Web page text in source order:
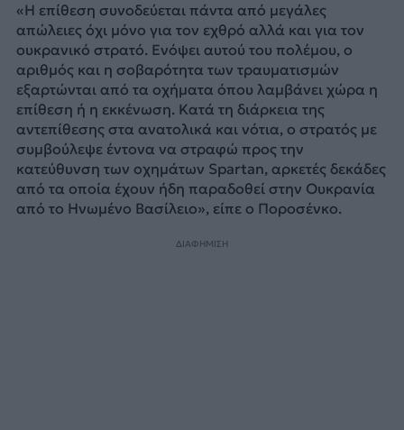
«Η επίθεση συνοδεύεται πάντα από μεγάλες
απώλειες όχι μόνο για τον εχθρό αλλά και για τον
ουκρανικό στρατό. Ενόψει αυτού του πολέμου, ο
αριθμός και η σοβαρότητα των τραυματισμών
εξαρτώνται από τα οχήματα όπου λαμβάνει χώρα η
επίθεση ή η εκκένωση. Κατά τη διάρκεια της
αντεπίθεσης στα ανατολικά και νότια, ο στρατός με
συμβούλεψε έντονα να στραφώ προς την
κατεύθυνση των οχημάτων Spartan, αρκετές δεκάδες
από τα οποία έχουν ήδη παραδοθεί στην Ουκρανία
από το Ηνωμένο Βασίλειο», είπε ο Ποροσένκο.
ΔΙΑΦΗΜΙΣΗ